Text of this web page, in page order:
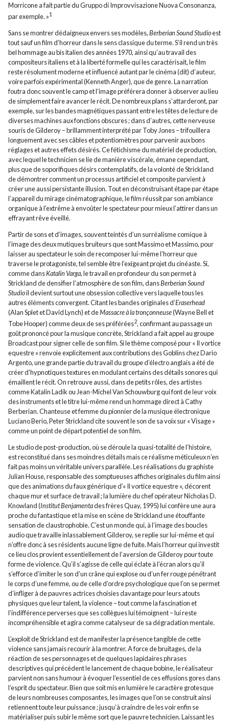
Morricone a fait partie du Gruppo di Improvvisazione Nuova Consonanza,
par exemple. »1
Sans se montrer dédaigneux envers ses modèles,Berberian Sound Studioest
tout sauf un film d’horreur dans le sens classique du terme. S’il rend un très
bel hommage au bis italien des années 1970, ainsi qu’au travail des
compositeurs italiens et à la liberté formelle qui les caractérisait, le film
reste résolument moderne et influencé autant par le cinéma (dit) d’auteur,
voire parfois expérimental (Kenneth Anger), que de genre. La narration
foutra donc souvent le camp et l’image préférera donner à observer au lieu
de simplement faire avancer le récit. De nombreux plans s’attarderont, par
exemple, sur les bandes magnétiques passant entre les têtes de lecture de
diverses machines aux fonctions obscures ; dans d’autres, cette nerveuse
souris de Gilderoy – brillamment interprété par Toby Jones – trifouillera
longuement avec ses câbles et potentiomètres pour parvenir aux bons
réglages et autres effets désirés. Ce fétichisme du matériel de production,
avec lequel le technicien se lie de manière viscérale, émane cependant,
plus que de soporifiques désirs contemplatifs, de la volonté de Strickland
de démontrer comment un processus artificiel et composite parvient à
créer une aussi persistante illusion. Tout en déconstruisant étape par étape
l’appareil du mirage cinématographique, le film réussit par son ambiance
organique à l’extrême à envoûter le spectateur pour mieux l’attirer dans un
effrayant rêve éveillé.
Partir de sons et d’images, souvent teintés d’un surréalisme comique à
l’image des deux mutiques bruiteurs que sont Massimo et Massimo, pour
laisser au spectateur le soin de recomposer lui-même l’horreur que
traverse le protagoniste, tel semble être l’exigeant projet du cinéaste. Si,
comme dansKatalin Varga, le travail en profondeur du son permet à
Strickland de densifier l’atmosphère de son film, dansBerberian Sound
Studioil devient surtout une obsession collective vers laquelle tous les
autres éléments convergent. Citant les bandes originales d’Eraserhead
(Alan Splet et David Lynch) et deMassacre à la tronçonneuse(Wayne Bell et
Tobe Hooper) comme deux de ses préférées2, confirmant au passage un
goût prononcé pour la musique concrète, Strickland a fait appel au groupe
Broadcast pour signer celle de son film. Si le thème composé pour « Il vortice
equestre » renvoie explicitement aux contributions des Goblins chez Dario
Argento, une grande partie du travail du groupe d’électro anglais a été de
créer d’hypnotiques textures en modulant certains des détails sonores qui
émaillent le récit. On retrouve aussi, dans de petits rôles, des artistes
comme Katalin Ladik ou Jean-Michel Van Schouwburg qui font de leur voix
des instruments et le titre lui-même rend un hommage direct à Cathy
Berberian. Chanteuse et femme du pionnier de la musique électronique
Luciano Berio, Peter Strickland cite souvent le son de sa voix sur « Visage »
comme un point de départ potentiel de son film.
Le studio de post-production, où se déroule la quasi-totalité de l’histoire,
est reconstitué dans ses moindres détails mais ce réalisme méticuleux n’en
fait pas moins un véritable univers parallèle. Les réalisations du graphiste
Julian House, responsable des somptueuses affiches originales du film ainsi
que des animations du faux générique d’« Il vortice equestre », décorent
chaque mur et surface de travail ; la lumière du chef opérateur Nicholas D.
Knowland (Institut Benjamentades frères Quay, 1995) lui confère une aura
proche du fantastique et la mise en scène de Strickland une étouffante
sensation de claustrophobie. C’est un monde qui, à l’image des boucles
audio que travaille inlassablement Gilderoy, se replie sur lui-même et qui
n’offre donc à ses résidents aucune ligne de fuite. Mais l’horreur qui investit
ce lieu clos provient essentiellement de l’aversion de Gilderoy pour toute
forme de violence. Qu’il s’agisse de celle qui éclate à l’écran alors qu’il
s’efforce d’imiter le son d’un crâne qui explose ou d’un fer rouge pénétrant
le corps d’une femme, ou de celle d’ordre psychologique que l’on se permet
d’infliger à de pauvres actrices choisies davantage pour leurs atouts
physiques que leur talent, la violence – tout comme la fascination et
l’indifférence perverses que ses collègues lui témoignent – lui reste
incompréhensible et agira comme catalyseur de sa dégradation mentale.
L’exploit de Strickland est de manifester la présence tangible de cette
violence sans jamais recourir à la montrer. A force de bruitages, de la
réaction de ses personnages et de quelques lapidaires phrases
descriptives qui précèdent le lancement de chaque bobine, le réalisateur
parvient non sans humour à évoquer l’essentiel de ces effusions gores dans
l’esprit du spectateur. Bien que soit mis en lumière le caractère grotesque
de leurs nombreuses composantes, les images que l’on se construit ainsi
retiennent toute leur puissance ; jusqu’à craindre de les voir enfin se
matérialiser puis subir le même sort que le pauvre technicien. Laissant les